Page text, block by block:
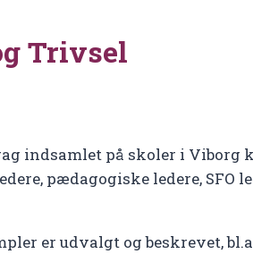
Trivsel
indsamlet på skoler i Viborg
pædagogiske ledere, SFO
er udvalgt og beskrevet,